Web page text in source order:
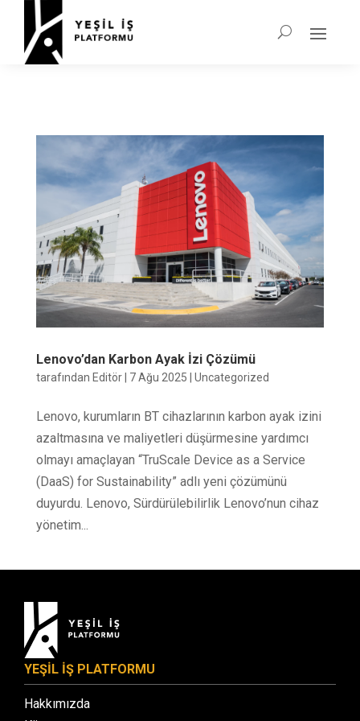
Lenovo’dan Karbon Ayak İzi Çözümü
tarafından Editör| 7 Ağu 2025 Uncategorized
Lenovo, kurumların BT cihazlarının karbon ayak izini
azaltmasına ve maliyetleri düşürmesine yardımcı
olmayı amaçlayan “TruScale Device as a Service
(DaaS) for Sustainability” adlı yeni çözümünü
duyurdu. Lenovo, Sürdürülebilirlik Lenovo’nun cihaz
yönetim...
YEŞİL İŞ PLATFORMU
Hakkımızda